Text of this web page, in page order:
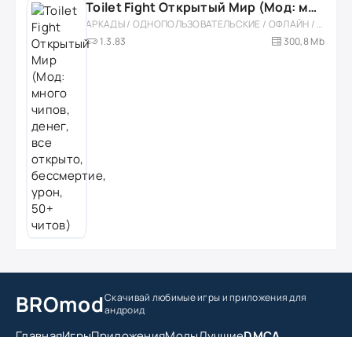
Toilet Fight Открытый Мир (Мод: много чипов, денег, все открыто, бессмертие, урон, 50+ читов)
АРКАДЫ / ОДНОПОЛЬЗОВАТЕЛЬСКИЕ / ОФЛАЙН / МОД / РОЛЕВЫЕ / ШУТЕРЫ / ОТКРЫТЫЙ МИР / ВСТРОЕННЫЙ КЕШ / 3D / ЭКШЕНЫ / ТУАЛЕТНЫЕ ВОЙНЫ / ДЛЯ ДЕТЕЙ
1.3.83
300,8 Mb
BROmodСкачивай любимые игрыи приложения для
андроид